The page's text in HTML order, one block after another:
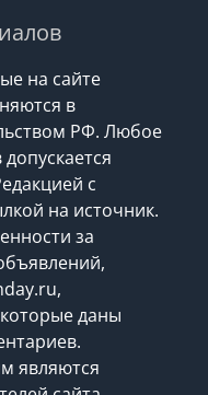
на сайте
в
РФ. Любое
с
на источник.
за
даны
являются